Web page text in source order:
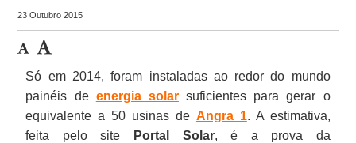
23 Outubro 2015
Só em 2014, foram instaladas ao redor do mundo
painéis de energia solarsuficientes para gerar o
equivalente a 50 usinas de Angra 1. A estimativa,
feita pelo site
Portal Solar, é a prova da